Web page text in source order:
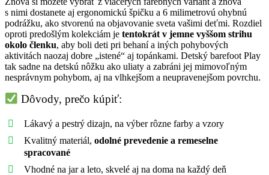
s nimi dostanete aj ergonomickú špičku a 6 milimetrovú ohybnú
podrážku, ako stvorenú na objavovanie sveta vašimi deťmi. Rozdiel
oproti predošlým kolekciám je tentokrát v jemne vyššom strihu
okolo členku, aby boli deti pri behaní a iných pohybových
aktivitách naozaj dobre „istené“ aj topánkami. Detský barefoot Play
tak sadne na detskú nôžku ako uliaty a zabráni jej mimovoľným
nesprávnym pohybom, aj na vlhkejšom a neupravenejšom povrchu.
Dôvody, prečo kúpiť:
Lákavý a pestrý dizajn, na výber rôzne farby a vzory
Kvalitný materiál, odolné prevedenie a remeselne
spracované
Vhodné na jar a leto, skvelé aj na doma na každý deň